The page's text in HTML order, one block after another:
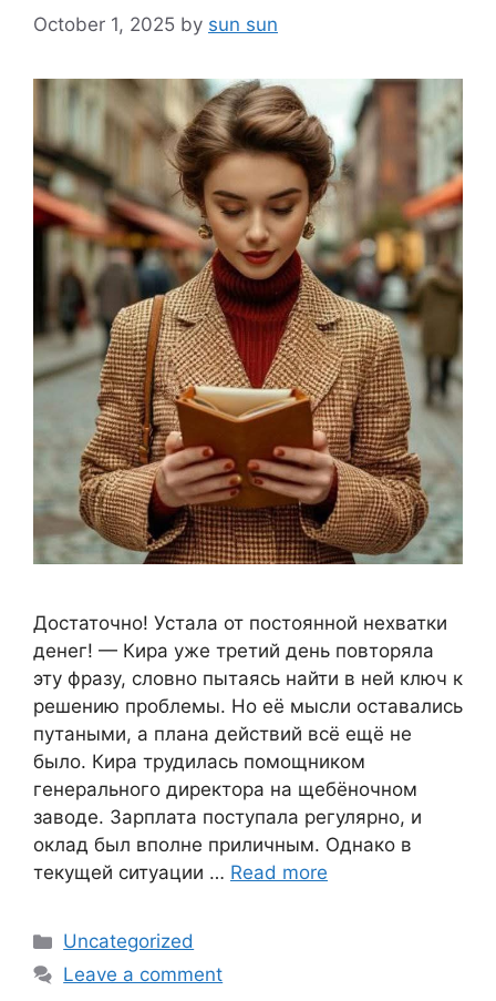
October 1, 2025 by sun sun
Достаточно! Устала от постоянной нехватки
денег! — Кира уже третий день повторяла
эту фразу, словно пытаясь найти в ней ключ к
решению проблемы. Но её мысли оставались
путаными, а плана действий всё ещё не
было. Кира трудилась помощником
генерального директора на щебёночном
заводе. Зарплата поступала регулярно, и
оклад был вполне приличным. Однако в
текущей ситуации … Read more
Categories
Uncategorized
Leave a comment